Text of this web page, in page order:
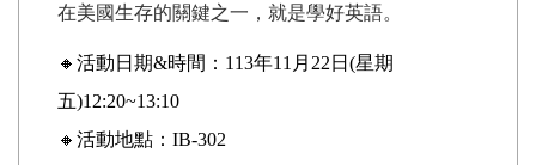
在美國生存的關鍵之一，就是學好英語。
🔸活動日期&時間：113年11月22日(星期
五)12:20~13:10
🔸活動地點：IB-302